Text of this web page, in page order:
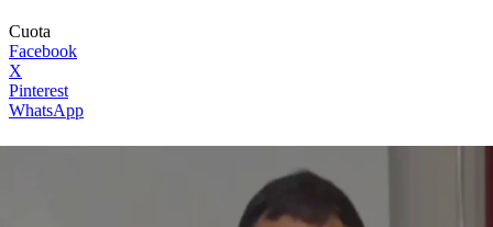
Cuota
Facebook
X
Pinterest
WhatsApp